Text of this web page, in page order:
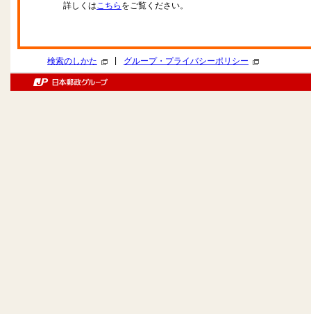
詳しくはこちら をご覧ください。
検索のしかた グループ・プライバシーポリシー